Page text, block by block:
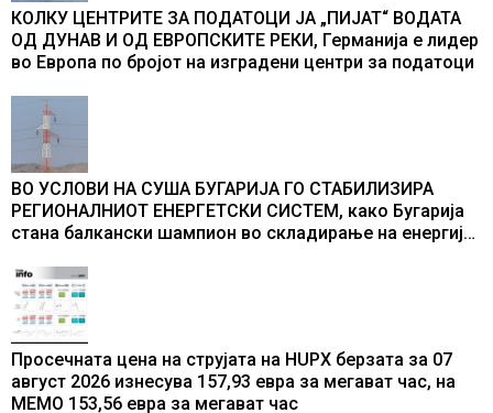
КОЛКУ ЦЕНТРИТЕ ЗА ПОДАТОЦИ ЈА „ПИЈАТ“ ВОДАТА
ОД ДУНАВ И ОД ЕВРОПСКИТЕ РЕКИ, Германија е лидер
во Европа по бројот на изградени центри за податоци
ВО УСЛОВИ НА СУША БУГАРИЈА ГО СТАБИЛИЗИРА
РЕГИОНАЛНИОТ ЕНЕРГЕТСКИ СИСТЕМ, како Бугарија
стана балкански шампион во складирање на енергија
Просечната цена на струјата на HUPX берзата за 07
август 2026 изнесува 157,93 евра за мегават час, на
МЕМО 153,56 евра за мегават час